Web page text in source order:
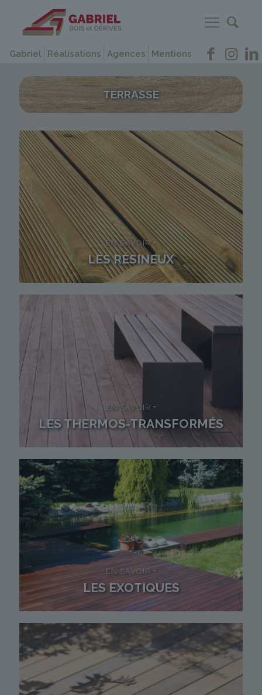
Gabriel Réalisations Agences Mentions
TERRASSE
EN SAVOIR +
LES RÉSINEUX
EN SAVOIR +
LES THERMOS-TRANSFORMÉS
EN SAVOIR +
LES EXOTIQUES